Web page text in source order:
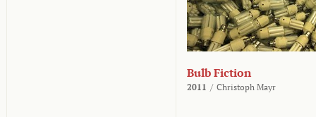
Bulb Fiction
2011 / Christoph Mayr